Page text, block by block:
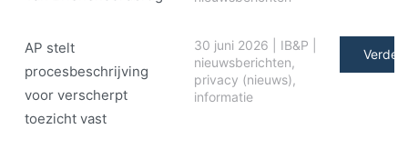
AP stelt
procesbeschrijving
voor verscherpt
toezicht vast
30 juni 2026 IB&P
nieuwsberichten,
privacy (nieuws),
informatie
Verder